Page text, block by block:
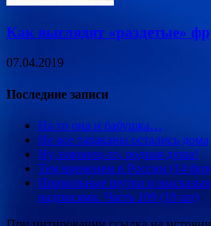
Как выглядят «раздетые»
07.04.2019
Последние записи
На то она и бабушка…
Не все тараканы остались дома
Ну, наконец-то, родная душа!
Тем временем в России (14
Прикольные шутки и
надписями. Часть 109 (18 шт)